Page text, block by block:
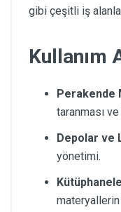
gibi çeşitli iş
Kullanım
Perakende
taranması
Depolar ve
yönetimi.
materyallerin